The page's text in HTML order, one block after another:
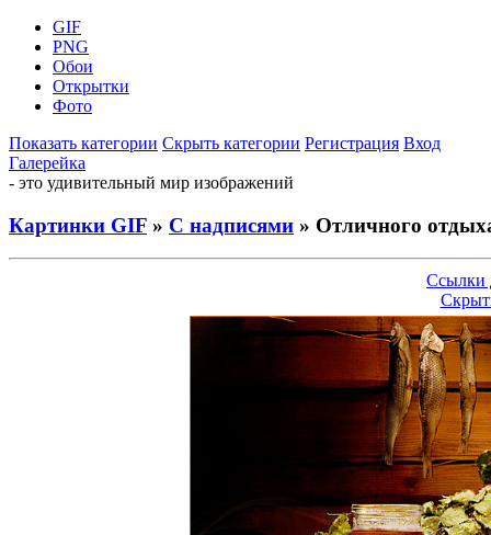
GIF
PNG
Обои
Открытки
Фото
Показать категории Скрыть категории Регистрация Вход
Галерейка
- это удивительный мир изображений
Картинки GIF » С надписями » Отличного
Ссылки